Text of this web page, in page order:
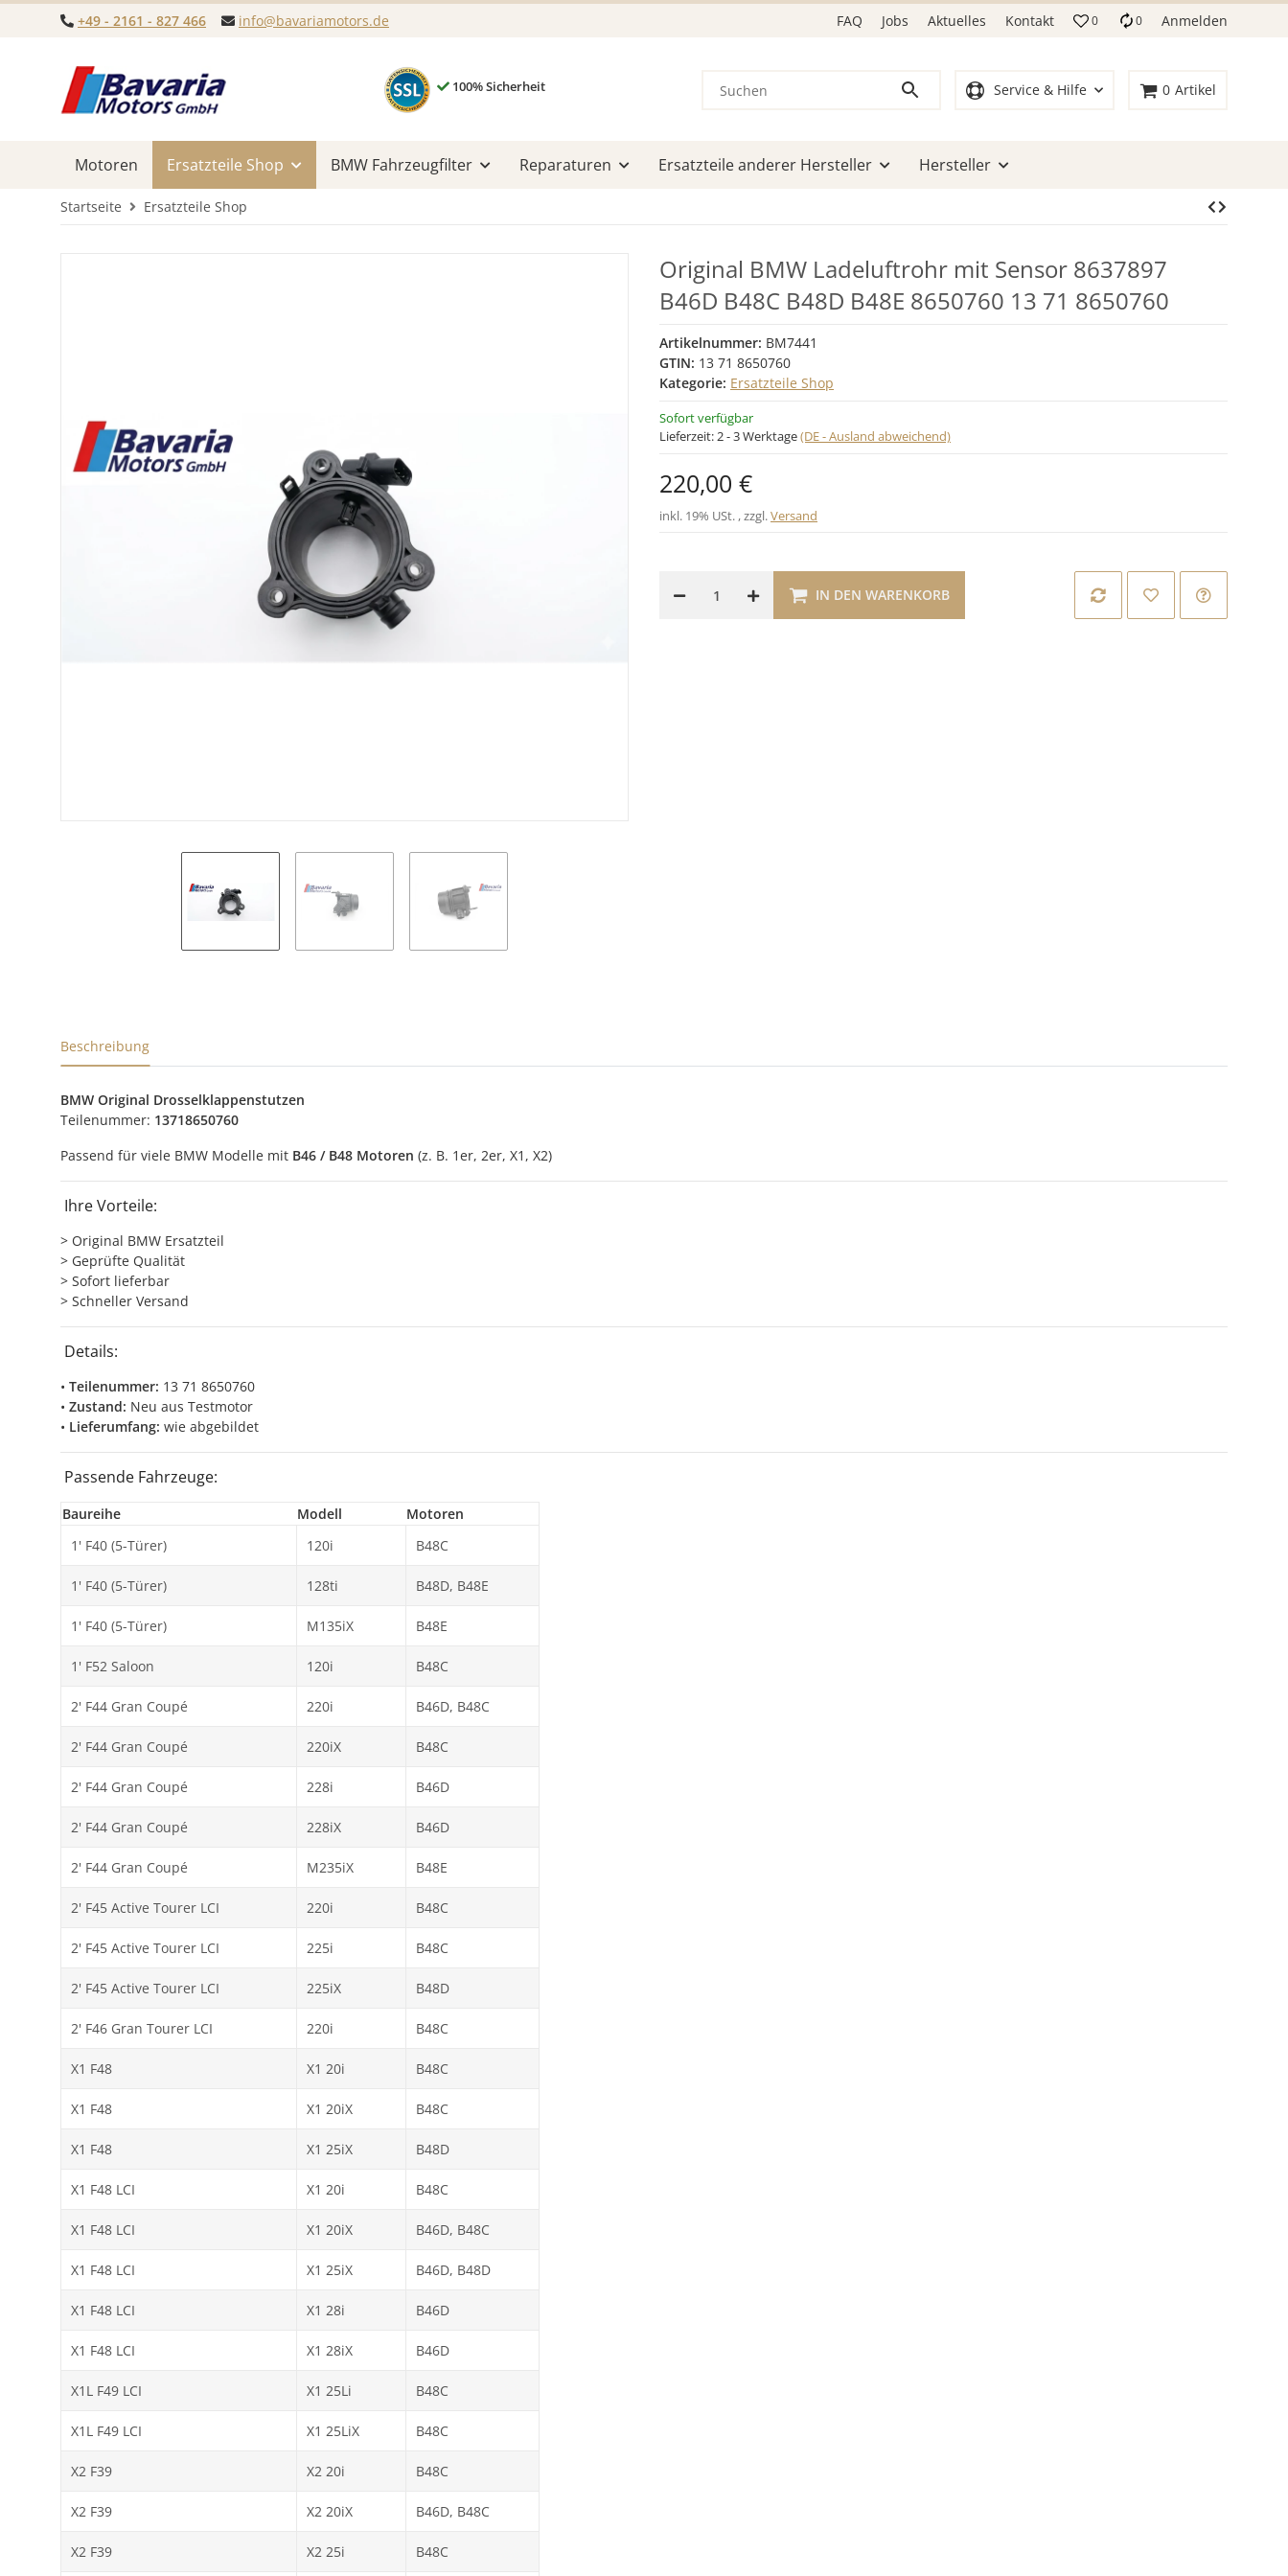
+49 - 2161 - 827 466 info@bavariamotors.de FAQ Jobs Aktuelles Kontakt 0 0 Anmelden
100% Sicherheit Service & Hilfe 0 Artikel
Motoren Ersatzteile Shop BMW Fahrzeugfilter Reparaturen Ersatzteile anderer Hersteller Hersteller
Startseite Ersatzteile Shop
Original BMW Ladeluftrohr mit Sensor 8637897
B46D B48C B48D B48E 8650760 13 71 8650760
Artikelnummer: BM7441
GTIN: 13 71 8650760
Kategorie: Ersatzteile Shop
Sofort verfügbar
Lieferzeit:2 - 3 Werktage(DE - Ausland abweichend)
220,00 €
inkl. 19% USt. , zzgl.Versand
IN DEN WARENKORB
Beschreibung
BMW Original Drosselklappenstutzen
Teilenummer: 13718650760
Passend für viele BMW Modelle mit B46 / B48 Motoren (z. B. 1er, 2er, X1, X2)
Ihre Vorteile:
> Original BMW Ersatzteil
> Geprüfte Qualität
> Sofort lieferbar
> Schneller Versand
Details:
• Teilenummer: 13 71 8650760
• Zustand: Neu aus Testmotor
• Lieferumfang: wie abgebildet
Passende Fahrzeuge:
Baureihe Modell
Motoren
1' F40 (5-Türer)
120i B48C
1' F40 (5-Türer) 128ti B48D, B48E
1' F40 (5-Türer) M135iX B48E
1' F52 Saloon 120i B48C
2' F44 Gran Coupé 220i B46D, B48C
2' F44 Gran Coupé 220iX B48C
2' F44 Gran Coupé 228i B46D
2' F44 Gran Coupé 228iX B46D
2' F44 Gran Coupé M235iX B48E
2' F45 Active Tourer LCI 220i B48C
2' F45 Active Tourer LCI 225i B48C
2' F45 Active Tourer LCI 225iX B48D
2' F46 Gran Tourer LCI 220i B48C
X1 F48 X1 20i B48C
X1 F48 X1 20iX B48C
X1 F48 X1 25iX B48D
X1 F48 LCI X1 20i B48C
X1 F48 LCI X1 20iX B46D, B48C
X1 F48 LCI X1 25iX B46D, B48D
X1 F48 LCI X1 28i B46D
X1 F48 LCI X1 28iX B46D
X1L F49 LCI X1 25Li B48C
X1L F49 LCI X1 25LiX B48C
X2 F39 X2 20i B48C
X2 F39 X2 20iX B46D, B48C
X2 F39 X2 25i B48C